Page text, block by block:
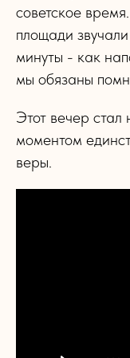
советское
площади
минуты - как
мы обязаны
Этот вечер
моментом
веры.